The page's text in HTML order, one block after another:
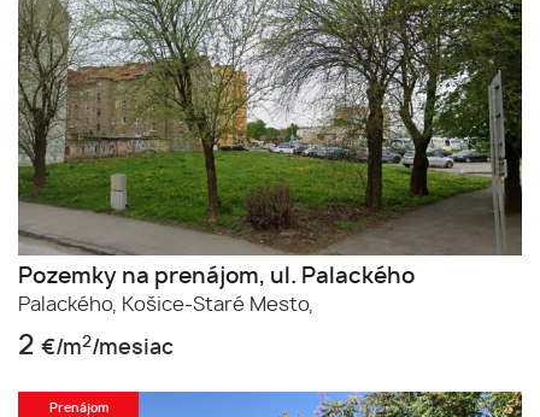
Pozemky na prenájom, ul. Palackého
Palackého, Košice-Staré Mesto,
2 €/m2/mesiac
Prenájom